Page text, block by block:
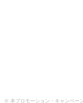
※ 本プロモーション・キャンペー